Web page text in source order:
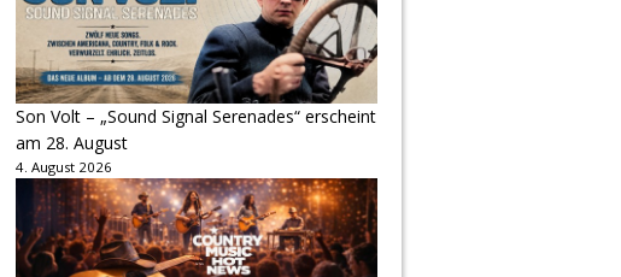
Son Volt – „Sound Signal Serenades“ erscheint
am 28. August
4. August 2026